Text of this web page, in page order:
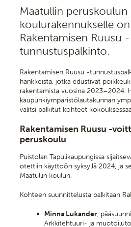
Maatullin peruskoulun
koulurakennukselle
Rakentamisen Ruusu -
tunnustuspalkinto.
Rakentamisen Ruusu -
hankkeista, jotka edustivat
rakentamista vuosina 2023–2024.
kaupunkiympäristölautakunnan
valitsi palkitut kohteet
Rakentamisen Ruusu -
peruskoulu
Puistolan Tapulikaupungissa
otettiin käyttöön syksyllä 2024, ja
Maatullin koulun.
Kohteen suunnittelusta palkitaan
Minna Lukander,
Arkkitehtuuri- ja